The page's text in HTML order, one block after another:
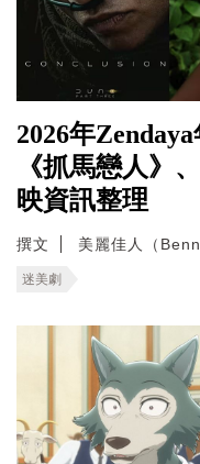
2026年
《抓馬戀人》
映資訊整理
撰文 美麗佳人（
迷美劇